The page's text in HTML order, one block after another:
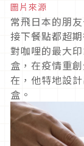
圖片來源
常飛日本的朋
接下餐點都超
對咖哩的最大
盒，在疫情重
在，他特地設
盒。